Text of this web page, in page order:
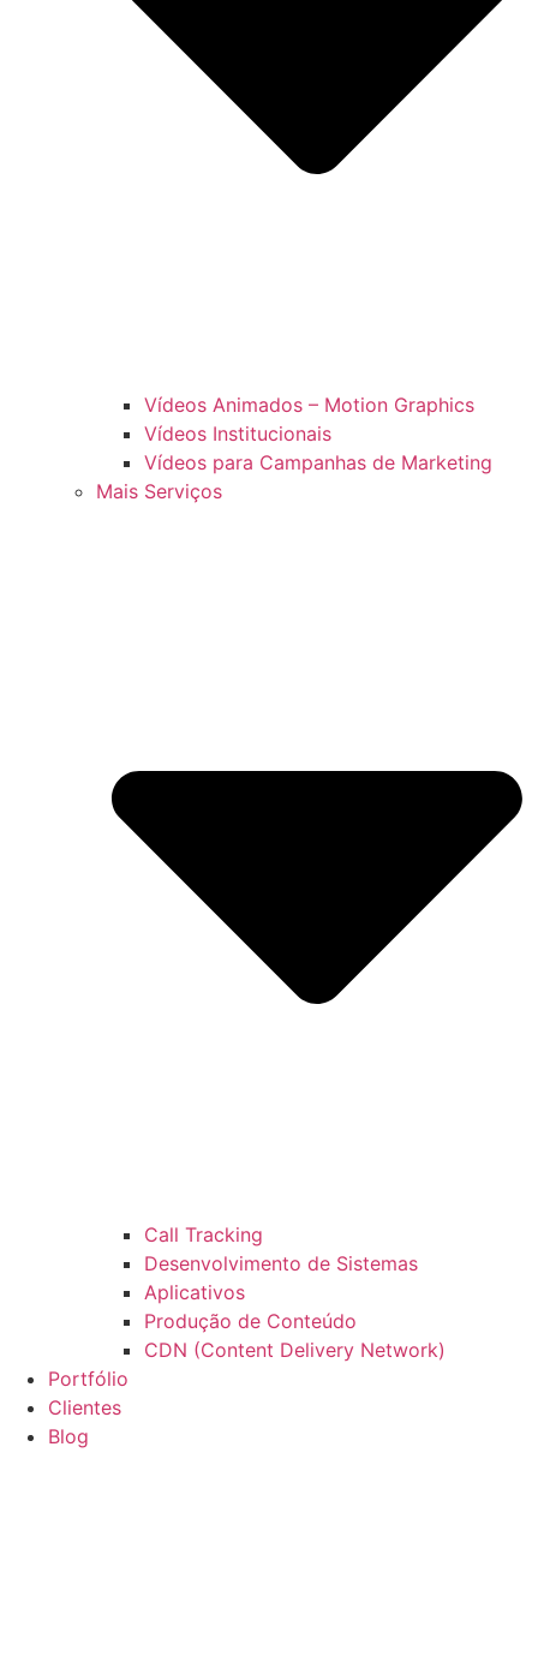
Vídeos Animados – Motion Graphics
Vídeos Institucionais
Vídeos para Campanhas de Marketing
Mais Serviços
Call Tracking
Desenvolvimento de Sistemas
Aplicativos
Produção de Conteúdo
CDN (Content Delivery Network)
Portfólio
Clientes
Blog